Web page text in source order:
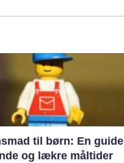
til børn: En guide
og lækre måltider